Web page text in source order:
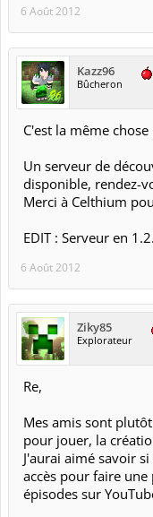
6 Août 2012
Kazz96
Bûcheron
C'est la même
Un serveur de
disponible, rendez-
Merci à Celthium
EDIT : Serveur en
6 Août 2012
Ziky85
Explorateur
Re,
Mes amis sont
pour jouer, la
J'aurai aimé savoir
accès pour faire
épisodes sur